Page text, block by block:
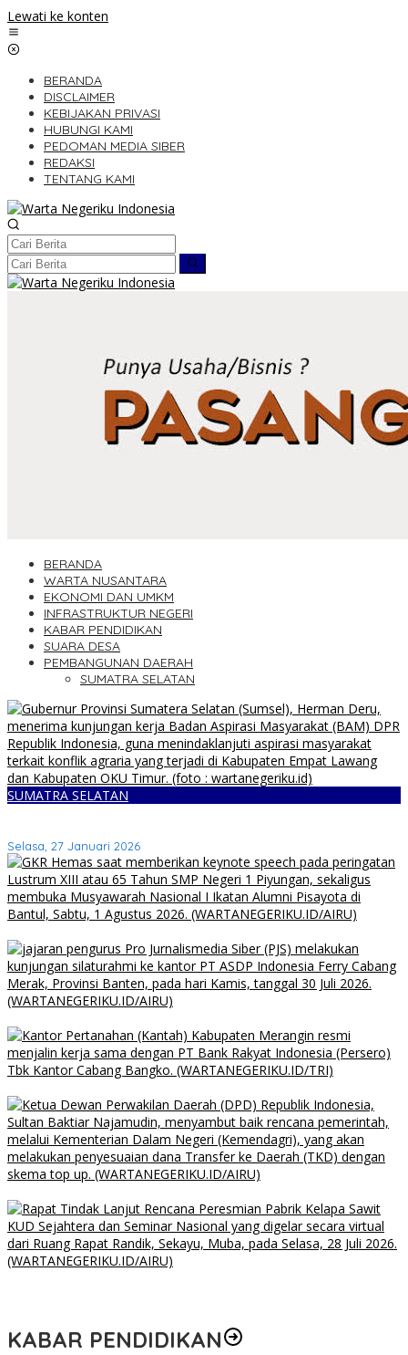
Lewati ke konten
BERANDA
DISCLAIMER
KEBIJAKAN PRIVASI
HUBUNGI KAMI
PEDOMAN MEDIA SIBER
REDAKSI
TENTANG KAMI
BERANDA
WARTA NUSANTARA
EKONOMI DAN UMKM
INFRASTRUKTUR NEGERI
KABAR PENDIDIKAN
SUARA DESA
PEMBANGUNAN DAERAH
SUMATRA SELATAN
SUMATRA SELATAN
Selasa, 27 Januari 2026
KABAR PENDIDIKAN